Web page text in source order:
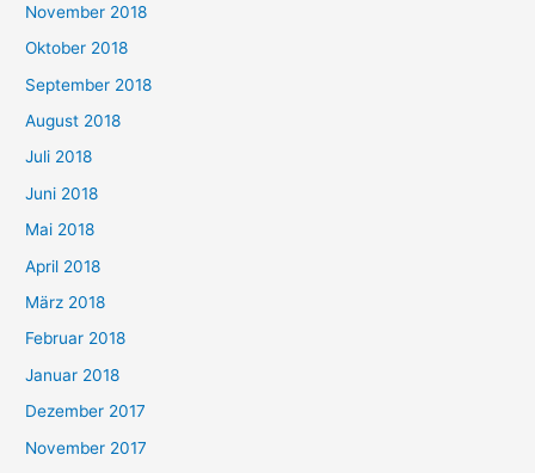
November 2018
Oktober 2018
September 2018
August 2018
Juli 2018
Juni 2018
Mai 2018
April 2018
März 2018
Februar 2018
Januar 2018
Dezember 2017
November 2017